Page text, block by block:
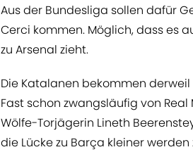
Aus der Bundesliga sollen dafür
Cerci kommen. Möglich, dass es
zu Arsenal zieht.
Die Katalanen bekommen
Fast schon zwangsläufig von
Wölfe-Torjägerin Lineth
die Lücke zu Barça kleiner werden